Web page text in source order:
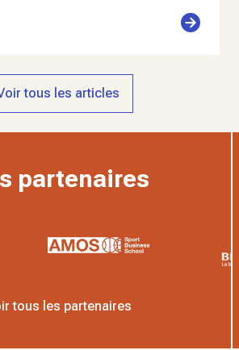
tous les articles
partenaires
tous les partenaires